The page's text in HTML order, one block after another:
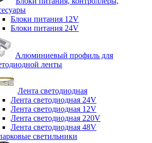
Блоки питания 12V
Блоки питания 24V
Алюминиевый профиль для
ленты
Лента светодиодная
Лента светодиодная 24V
Лента светодиодная 12V
Лента светодиодная 220V
Лента светодиодная 48V
светильники